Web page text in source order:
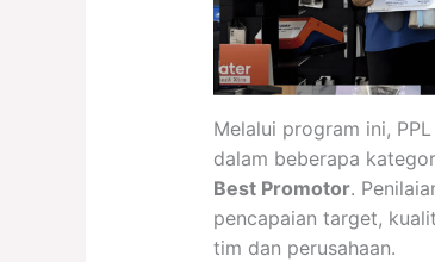
Melalui program ini,
dalam beberapa
Best Promotor.
pencapaian target,
tim dan perusahaan.